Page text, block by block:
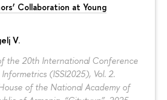
Collaboration at Young
V.
the 20th International Conference
(ISSI2025), Vol. 2.
of the National Academy of